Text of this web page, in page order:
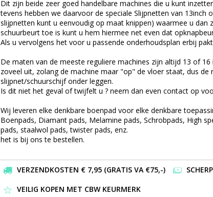
Dit zijn beide zeer goed handelbare machines die u kunt
tevens hebben we daarvoor de speciale Slijpnetten van
slijpnetten kunt u eenvoudig op maat knippen) waarmee u dan
schuurbeurt toe is kunt u hem hiermee net even dat
Als u vervolgens het voor u passende onderhoudsplan erbij
De maten van de meeste reguliere machines zijn altijd 13 of
zoveel uit, zolang de machine maar "op" de vloer staat, dus
slijpnet/schuurschijf onder leggen.
Is dit niet het geval of twijfelt u ? neem dan even contact op
Wij leveren elke denkbare boenpad voor elke denkbare
Boenpads, Diamant pads, Melamine pads, Schrobpads, High
pads, staalwol pads, twister pads, enz.
het is bij ons te bestellen.
VERZENDKOSTEN € 7,95 (GRATIS VA €75,-)
VEILIG KOPEN MET CBW KEURMERK